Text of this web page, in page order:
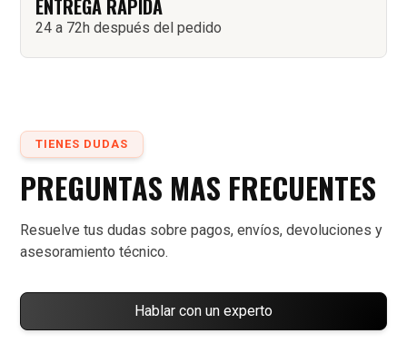
ENTREGA RÁPIDA
24 a 72h después del pedido
TIENES DUDAS
PREGUNTAS MAS FRECUENTES
Resuelve tus dudas sobre pagos, envíos, devoluciones y
asesoramiento técnico.
Hablar con un experto